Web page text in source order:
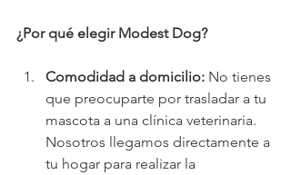
¿Por qué elegir Modest Dog?
Comodidad a domicilio: No tienes
que preocuparte por trasladar a tu
mascota a una clínica veterinaria.
Nosotros llegamos directamente a
tu hogar para realizar la